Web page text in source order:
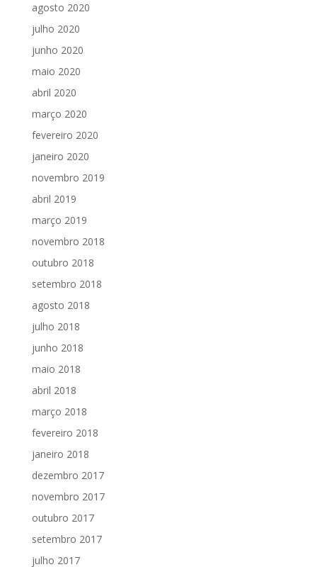
agosto 2020
julho 2020
junho 2020
maio 2020
abril 2020
março 2020
fevereiro 2020
janeiro 2020
novembro 2019
abril 2019
março 2019
novembro 2018
outubro 2018
setembro 2018
agosto 2018
julho 2018
junho 2018
maio 2018
abril 2018
março 2018
fevereiro 2018
janeiro 2018
dezembro 2017
novembro 2017
outubro 2017
setembro 2017
julho 2017